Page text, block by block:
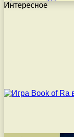
Интересное